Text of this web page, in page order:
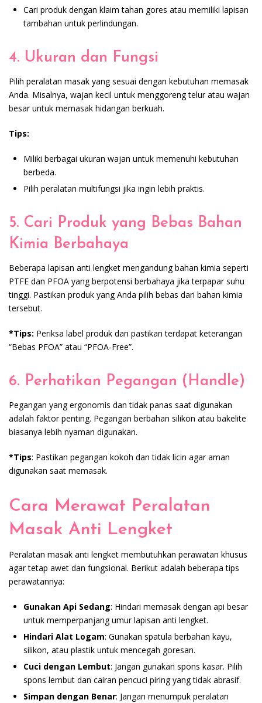
Cari produk dengan klaim tahan gores atau memiliki lapisan
tambahan untuk perlindungan.
4. Ukuran dan Fungsi
Pilih peralatan masak yang sesuai dengan kebutuhan memasak
Anda. Misalnya, wajan kecil untuk menggoreng telur atau wajan
besar untuk memasak hidangan berkuah.
Tips:
Miliki berbagai ukuran wajan untuk memenuhi kebutuhan
berbeda.
Pilih peralatan multifungsi jika ingin lebih praktis.
5. Cari Produk yang Bebas Bahan
Kimia Berbahaya
Beberapa lapisan anti lengket mengandung bahan kimia seperti
PTFE dan PFOA yang berpotensi berbahaya jika terpapar suhu
tinggi. Pastikan produk yang Anda pilih bebas dari bahan kimia
tersebut.
*Tips: Periksa label produk dan pastikan terdapat keterangan
“Bebas PFOA” atau “PFOA-Free”.
6. Perhatikan Pegangan (Handle)
Pegangan yang ergonomis dan tidak panas saat digunakan
adalah faktor penting. Pegangan berbahan silikon atau bakelite
biasanya lebih nyaman digunakan.
*Tips: Pastikan pegangan kokoh dan tidak licin agar aman
digunakan saat memasak.
Cara Merawat Peralatan
Masak Anti Lengket
Peralatan masak anti lengket membutuhkan perawatan khusus
agar tetap awet dan fungsional. Berikut adalah beberapa tips
perawatannya:
Gunakan Api Sedang: Hindari memasak dengan api besar
untuk memperpanjang umur lapisan anti lengket.
Hindari Alat Logam: Gunakan spatula berbahan kayu,
silikon, atau plastik untuk mencegah goresan.
Cuci dengan Lembut: Jangan gunakan spons kasar. Pilih
spons lembut dan cairan pencuci piring yang tidak abrasif.
Simpan dengan Benar: Jangan menumpuk peralatan